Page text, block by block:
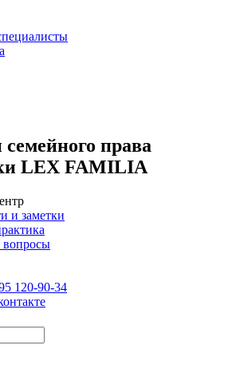
права
LEX FAMILIA
и заметки
вопросы
120-90-34